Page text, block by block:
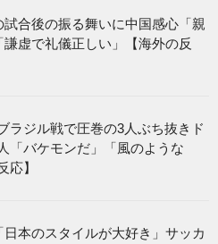
監督の試合後の振る舞いに中国
すくて有能」「謙虚で礼儀正し
ラジル戦で圧巻の3人ぶち抜きド
「バケモンだ」「風のような
応】
い」「日本のスタイルが大好